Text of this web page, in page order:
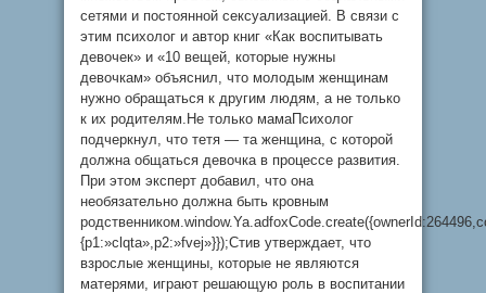
сетями и постоянной сексуализацией. В связи с
этим психолог и автор книг «Как воспитывать
девочек» и «10 вещей, которые нужны
девочкам» объяснил, что молодым женщинам
нужно обращаться к другим людям, а не только
к их родителям.Не только мамаПсихолог
подчеркнул, что тетя — та женщина, с которой
должна общаться девочка в процессе развития.
При этом эксперт добавил, что она
необязательно должна быть кровным
{p1:»clqta»,p2:»fvej»}});Стив утверждает, что
взрослые женщины, которые не являются
матерями, играют решающую роль в воспитании